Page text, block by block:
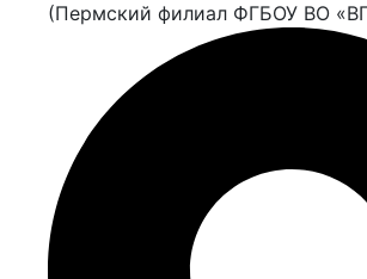
(Пермский филиал ФГБОУ ВО